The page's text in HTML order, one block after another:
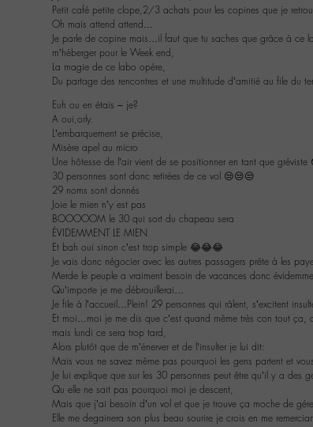
Petit café petite clope,2/3 achats pour les copines que je
Oh mais attend attend…
Je parle de copine mais…il faut que tu saches que grâce à ce
m’héberger pour le Week end,
La magie de ce labo opére,
Du partage des rencontres et une multitude d’amitié au file du
Euh ou en étais – je?
A oui,orly.
L’embarquement se précise,
Misère apel au micro
Une hôtesse de l’air vient de se positionner en tant que gréviste
30 personnes sont donc retirées de ce vol 😒😒😒
29 noms sont donnés
Joie le mien n’y est pas
BOOOOOM le 30 qui sort du chapeau sera
ÉVIDEMMENT LE MIEN
Et bah oui sinon c’est trop simple 😂😂😂
Je vais donc négocier avec les autres passagers prête à les
Merde le peuple a vraiment besoin de vacances donc
Qu’importe je me débrouillerai…
Je file à l’accueil…Plein! 29 personnes qui râlent, s’excitent
Et moi…moi je me dis que c’est quand même très con tout ça,
mais lundi ce sera trop tard,
Alors plutôt que de m’énerver et de l’insulter je lui dit:
Mais vous ne savez même pas pourquoi les gens partent et
Je lui explique que sur les 30 personnes peut être qu’il y a des
Qu elle ne sait pas pourquoi moi je descent,
Mais que j’ai besoin d’un vol et que je trouve ça moche de
Elle me degainera son plus beau sourire je crois en me